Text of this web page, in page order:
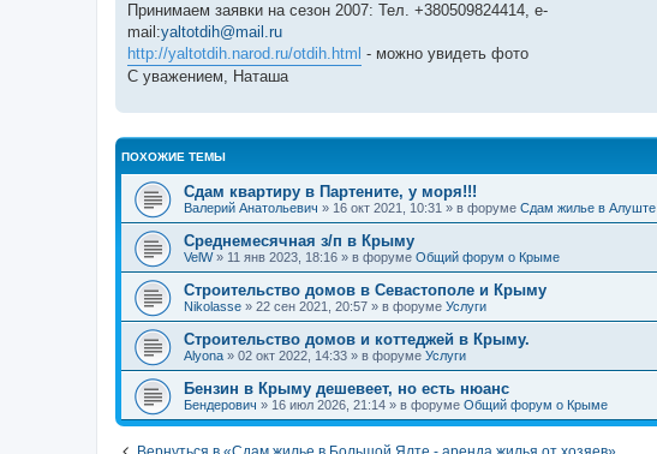
Принимаем заявки на сезон 2007: Тел. +380509824414, e-
mail:yaltotdih@mail.ru
http://yaltotdih.narod.ru/otdih.html - можно увидеть фото
С уважением, Наташа
ПОХОЖИЕ ТЕМЫ
Сдам квартиру в Партените, у моря!!!
Валерий Анатольевич » 16 окт 2021, 10:31 » в форуме Сдам жилье в Алуште
Среднемесячная з/п в Крыму
VelW» 11 янв 2023, 18:16 » в форуме Общий форум о Крыме
Строительство домов в Севастополе и Крыму
Nikolasse » 22 сен 2021, 20:57 » в форуме Услуги
Строительство домов и коттеджей в Крыму.
Alyona » 02 окт 2022, 14:33 » в форуме Услуги
Бензин в Крыму дешевеет, но есть нюанс
Бендерович » 16 июл 2026, 21:14 » в форуме Общий форум о Крыме